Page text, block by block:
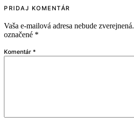
PRIDAJ KOMENTÁR
Vaša e-mailová adresa nebude zverejnená.
označené *
Komentár *